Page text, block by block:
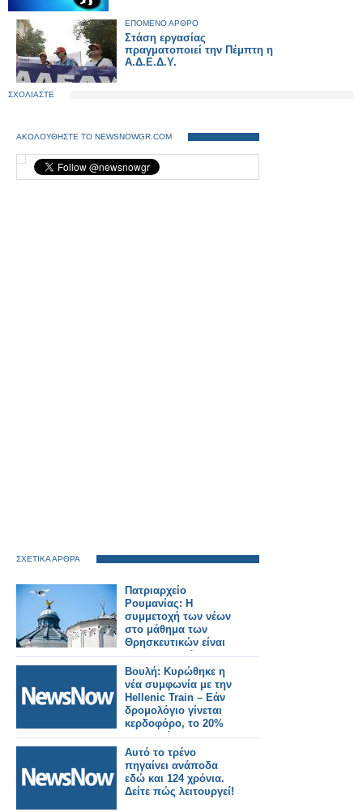
ΕΠΟΜΕΝΟ ΑΡΘΡΟ
Στάση εργασίας
πραγματοποιεί την Πέμπτη η
Α.Δ.Ε.Δ.Υ.
ΣΧΟΛΙΑΣΤΕ
ΑΚΟΛΟΥΘΗΣΤΕ ΤΟ NEWSNOWGR.COM
ΣΧΕΤΙΚΑ ΑΡΘΡΑ
Πατριαρχείο
Ρουμανίας: Η
συμμετοχή των νέων
στο μάθημα των
Θρησκευτικών είναι
συνταγματικό
δικαίωμα
Βουλή: Κυρώθηκε η
νέα συμφωνία με την
Hellenic Train – Εάν
δρομολόγιο γίνεται
κερδοφόρο, το 20%
θα πηγαίνει στο
Δημόσιο -
Αντιπαράθεση για τα
"Ασημένια Βέλη"
Αυτό το τρένο
πηγαίνει ανάποδα
εδώ και 124 χρόνια.
Δείτε πώς λειτουργεί!